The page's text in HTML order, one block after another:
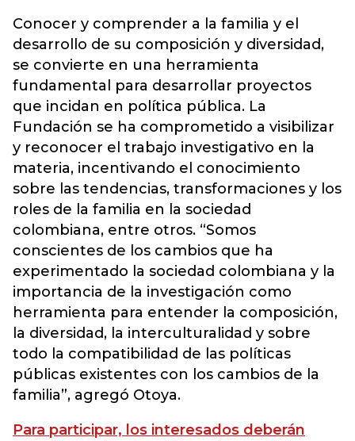
Conocer y comprender a la familia y el
desarrollo de su composición y diversidad,
se convierte en una herramienta
fundamental para desarrollar proyectos
que incidan en política pública. La
Fundación se ha comprometido a visibilizar
y reconocer el trabajo investigativo en la
materia, incentivando el conocimiento
sobre las tendencias, transformaciones y los
roles de la familia en la sociedad
colombiana, entre otros. “Somos
conscientes de los cambios que ha
experimentado la sociedad colombiana y la
importancia de la investigación como
herramienta para entender la composición,
la diversidad, la interculturalidad y sobre
todo la compatibilidad de las políticas
públicas existentes con los cambios de la
familia”, agregó Otoya.
Para participar, los interesados deberán